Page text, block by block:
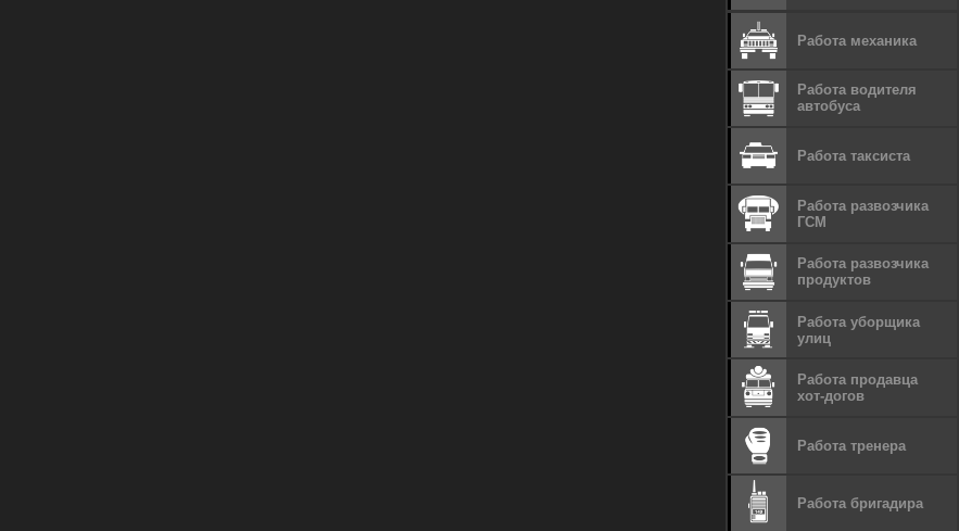
Работа механика
Работа водителя
автобуса
Работа таксиста
Работа развозчика
ГСМ
Работа развозчика
продуктов
Работа уборщика
улиц
Работа продавца
хот-догов
Работа тренера
Работа бригадира